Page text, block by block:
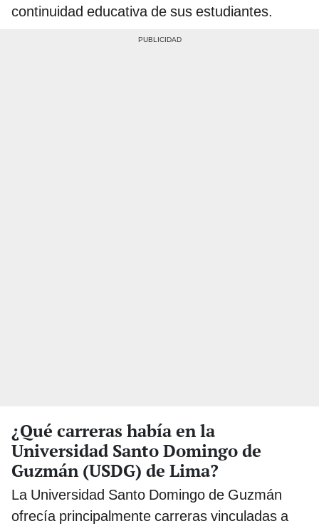
continuidad educativa de sus estudiantes.
¿Qué carreras había en la
Universidad Santo Domingo de
Guzmán (USDG) de Lima?
La Universidad Santo Domingo de Guzmán
ofrecía principalmente carreras vinculadas a